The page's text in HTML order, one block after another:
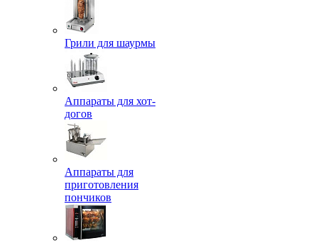
Грили для шаурмы
Аппараты для хот-
догов
Аппараты для
приготовления
пончиков